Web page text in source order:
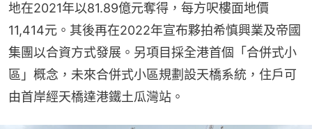
地在2021年以81.89億元奪得，每方呎樓面地價
11,414元。其後再在2022年宣布夥拍希慎興業及帝國
集團以合資方式發展。另項目採全港首個「合併式小
區」概念，未來合併式小區規劃設天橋系統，住戶可
由首岸經天橋達港鐵土瓜灣站。